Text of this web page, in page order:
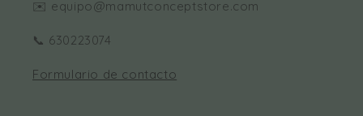
✉️ equipo@mamutconceptstore.com
📞 630223074
Formulario de contacto